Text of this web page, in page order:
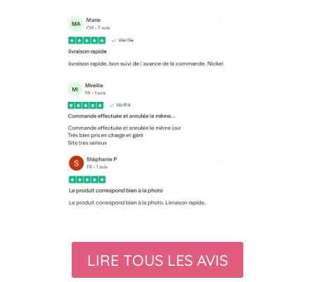
LIRE TOUS LES AVIS